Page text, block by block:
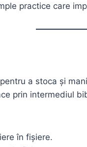
practice care
a stoca și
prin intermediul
în fișiere.